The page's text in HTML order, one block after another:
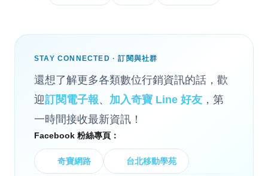
STAY CONNECTED · 訂閱與社群
還想了解更多各類數位行銷資訊的話，歡
迎訂閱電子報、 加入奇寶 Line 好友 ，第
一時間接收最新資訊！
Facebook 粉絲專頁：
奇寶網路 台北移動學苑